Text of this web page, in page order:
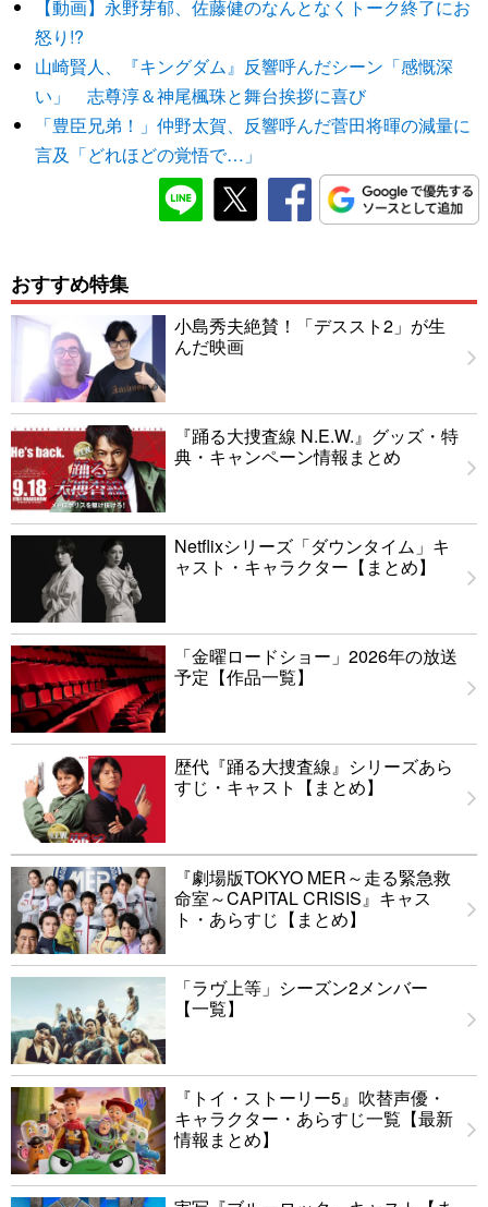
【動画】永野芽郁、佐藤健のなんとなくトーク終了にお
怒り!?
山崎賢人、『キングダム』反響呼んだシーン「感慨深
い」 志尊淳＆神尾楓珠と舞台挨拶に喜び
「豊臣兄弟！」仲野太賀、反響呼んだ菅田将暉の減量に
言及「どれほどの覚悟で…」
おすすめ特集
小島秀夫絶賛！「デススト2」が生
んだ映画
『踊る大捜査線 N.E.W.』グッズ・特
典・キャンペーン情報まとめ
Netflixシリーズ「ダウンタイム」キ
ャスト・キャラクター【まとめ】
「金曜ロードショー」2026年の放送
予定【作品一覧】
歴代『踊る大捜査線』シリーズあら
すじ・キャスト【まとめ】
『劇場版TOKYO MER～走る緊急救
命室～CAPITAL CRISIS』キャス
ト・あらすじ【まとめ】
「ラヴ上等」シーズン2メンバー
【一覧】
『トイ・ストーリー5』吹替声優・
キャラクター・あらすじ一覧【最新
情報まとめ】